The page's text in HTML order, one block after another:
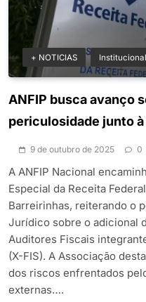
+ NOTICIAS Institucional
ANFIP busca avanço
periculosidade junto
9 de outubro de 2025 0
A ANFIP Nacional
Especial da Receita
Barreirinhas, reiterando o
Jurídico sobre o adicional
Auditores Fiscais
(X-FIS). A Associação
dos riscos enfrentados
externas….